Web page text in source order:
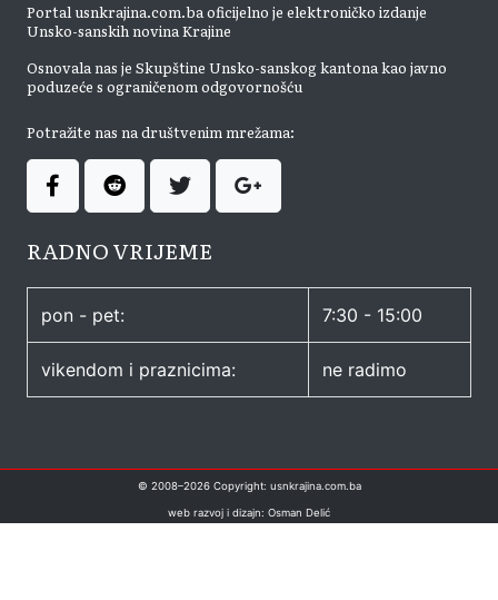
Portal usnkrajina.com.ba oficijelno je elektroničko izdanje
Unsko-sanskih novina Krajine
Osnovala nas je Skupštine Unsko-sanskog kantona kao javno
poduzeće s ograničenom odgovornošću
Potražite nas na društvenim mrežama:
RADNO VRIJEME
pon - pet: 7:30 - 15:00
vikendom i praznicima: ne radimo
© 2008–2026Copyright: usnkrajina.com.ba
web razvoj i dizajn: Osman Delić